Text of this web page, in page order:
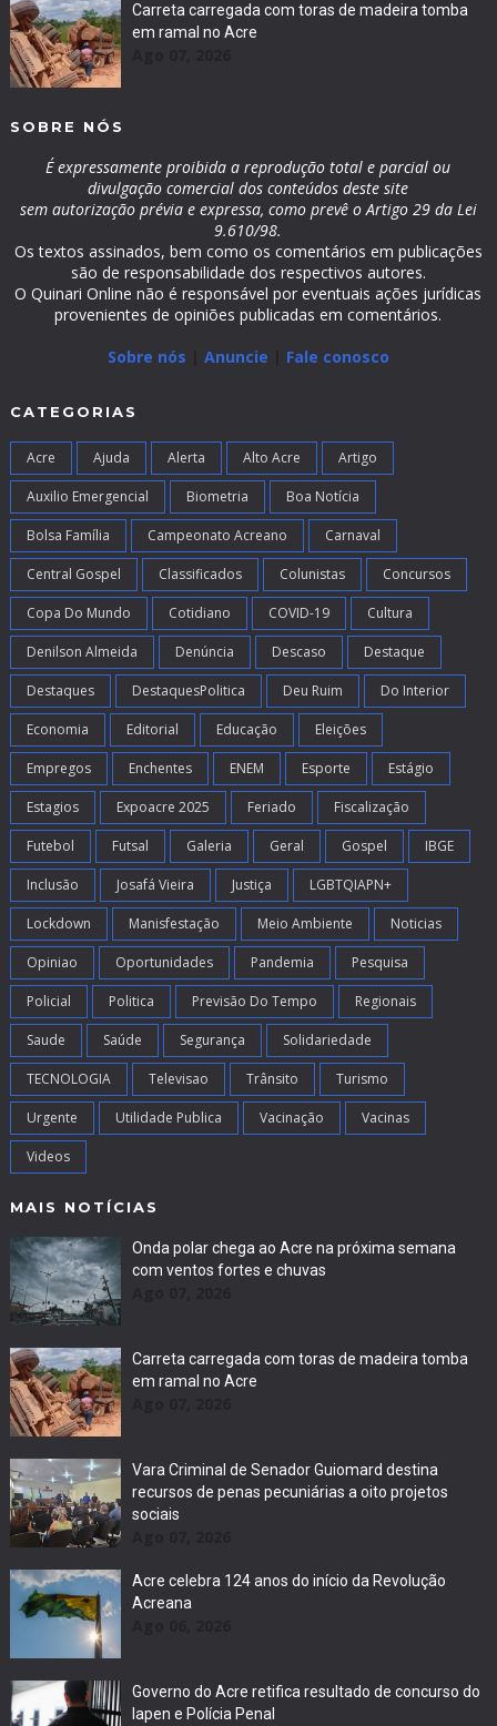
Carreta carregada com toras de madeira tomba
em ramal no Acre
SOBRE NÓS
É expressamente proibida a reprodução total e parcial ou
divulgação comercial dos conteúdos deste site
sem autorização prévia e expressa, como prevê o Artigo 29 da Lei
9.610/98.
Os textos assinados, bem como os comentários em publicações
são de responsabilidade dos respectivos autores.
O Quinari Online não é responsável por eventuais ações jurídicas
provenientes de opiniões publicadas em comentários.
Sobre nós
Anuncie Fale conosco
CATEGORIAS
Acre Ajuda Alerta Alto Acre Artigo
Auxilio Emergencial Biometria Boa Notícia
Bolsa Família Campeonato Acreano Carnaval
Central Gospel Classificados Colunistas Concursos
Copa Do Mundo Cotidiano COVID-19 Cultura
Denilson Almeida Denúncia Descaso Destaque
Destaques DestaquesPolitica Deu Ruim Do Interior
Economia Editorial Educação Eleições
Empregos Enchentes ENEM Esporte Estágio
Estagios Expoacre 2025 Feriado Fiscalização
Futebol Futsal Galeria Geral Gospel IBGE
Inclusão Josafá Vieira Justiça LGBTQIAPN+
Lockdown Manisfestação Meio Ambiente Noticias
Opiniao Oportunidades Pandemia Pesquisa
Policial Politica Previsão Do Tempo Regionais
Saude Saúde Segurança Solidariedade
TECNOLOGIA Televisao Trânsito Turismo
Urgente Utilidade Publica Vacinação Vacinas
Videos
MAIS NOTÍCIAS
Onda polar chega ao Acre na próxima semana
com ventos fortes e chuvas
Carreta carregada com toras de madeira tomba
em ramal no Acre
Vara Criminal de Senador Guiomard destina
recursos de penas pecuniárias a oito projetos
sociais
Acre celebra 124 anos do início da Revolução
Acreana
Governo do Acre retifica resultado de concurso do
Iapen e Polícia Penal